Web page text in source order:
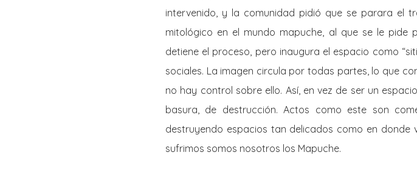
intervenido, y la comunidad pidió que se parara el
mitológico en el mundo mapuche, al que se le
detiene el proceso, pero inaugura el espacio como
sociales. La imagen circula por todas partes, lo que
no hay control sobre ello. Así, en vez de ser un
basura, de destrucción. Actos como este son
destruyendo espacios tan delicados como en donde
sufrimos somos nosotros los Mapuche.